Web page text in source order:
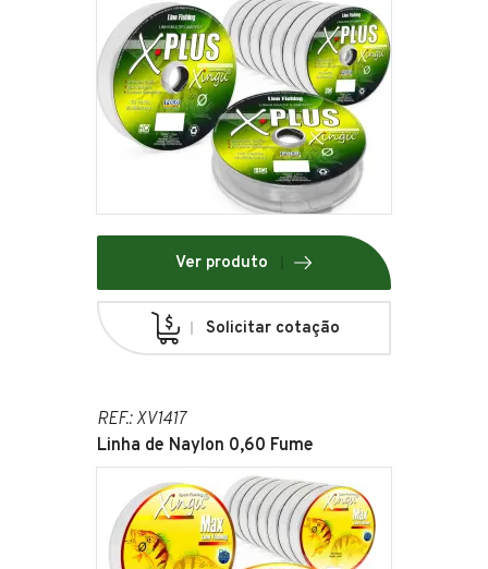
Ver produto
Solicitar cotação
REF.: XV1417
Linha de Naylon 0,60 Fume